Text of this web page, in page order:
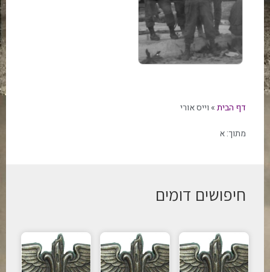
דף הבית» וייס אורי
מתוך:א
חיפושים דומים